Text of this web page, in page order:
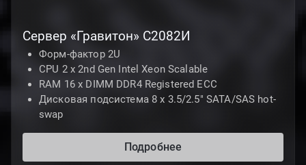
Сервер «Гравитон» С2082И
Форм-фактор 2U
CPU 2 х 2nd Gen Intel Xeon Scalable
RAM 16 x DIMM DDR4 Registered ECC
Дисковая подсистема 8 х 3.5/2.5" SATA/SAS hot-
swap
Подробнее